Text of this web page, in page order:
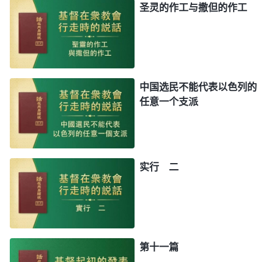
圣灵的作工与撒但的作工
中国选民不能代表以色列的
任意一个支派
实行 二
第十一篇